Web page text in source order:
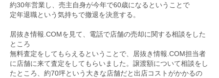
約30年営業し、売主自身が今年で60歳になるということで
定年退職という気持ちで撤退を決意する。
居抜き情報.COMを見て、電話で店舗の売却に関する相談をした
ところ
無料査定をしてもらえるということで、居抜き情報.COM担当者
に店舗に来て査定をしてもらいました。譲渡額について相談をし
たところ、約70坪という大きな店舗だと出店コストがかかるの